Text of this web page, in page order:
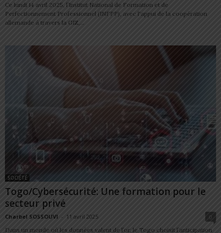
Ce lundi 14 avril 2025, l’Institut National de Formation et de
Perfectionnement Professionnel (INFPP), avec l'appui de la coopération
allemande à travers la GIZ,...
SOCIÉTÉ
Togo/Cybersécurité: Une formation pour le
secteur privé
Charbel SOSSOUVI - 11 avril 2025
0
Dans un monde où les données valent de l’or, le Togo choisit l’anticipation